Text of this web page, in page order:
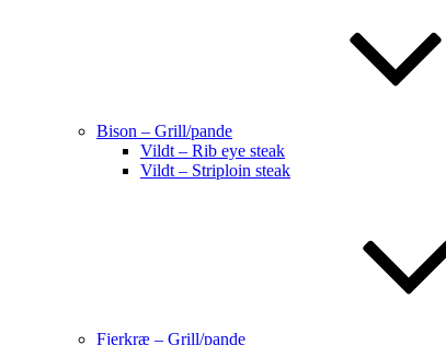
Bison – Grill/pande
Vildt – Rib eye steak
Vildt – Striploin steak
Fjerkræ – Grill/pande